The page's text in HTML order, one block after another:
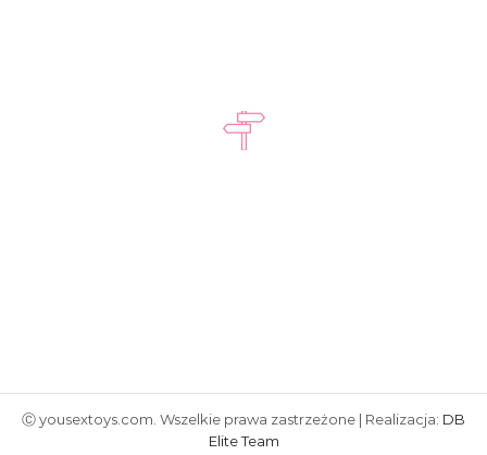
Ⓒ yousextoys.com. Wszelkie prawa zastrzeżone | Realizacja: DB
Elite Team